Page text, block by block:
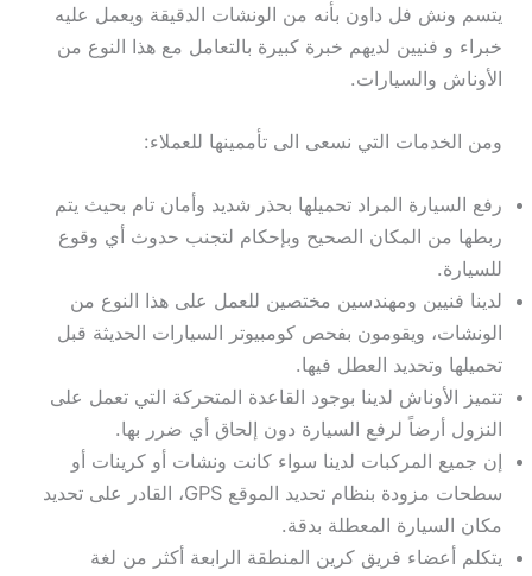
يتسم ونش فل داون بأنه من الونشات الدقيقة ويعمل عليه
خبراء و فنيين لديهم خبرة كبيرة بالتعامل مع هذا النوع من
الأوناش والسيارات.
ومن الخدمات التي نسعى الى تأممينها للعملاء:
رفع السيارة المراد تحميلها بحذر شديد وأمان تام بحيث يتم
ربطها من المكان الصحيح وبإحكام لتجنب حدوث أي وقوع
للسيارة.
لدينا فنيين ومهندسين مختصين للعمل على هذا النوع من
الونشات، ويقومون بفحص كومبيوتر السيارات الحديثة قبل
تحميلها وتحديد العطل فيها.
تتميز الأوناش لدينا بوجود القاعدة المتحركة التي تعمل على
النزول أرضاً لرفع السيارة دون إلحاق أي ضرر بها.
إن جميع المركبات لدينا سواء كانت ونشات أو كرينات أو
سطحات مزودة بنظام تحديد الموقع GPS، القادر على تحديد
مكان السيارة المعطلة بدقة.
يتكلم أعضاء فريق كرين المنطقة الرابعة أكثر من لغة